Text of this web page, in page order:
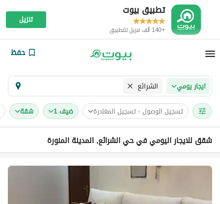
تطبيق بيوت
+140 ألف تنزيل للتطبيق
تنزيل
حفظ
ايجار يومي الشرائع
تسجيل الوصول - تسجيل المغادرة ضيف 1 شقة
شقق للايجار اليومي في حي الشرائع, المدينة المنورة